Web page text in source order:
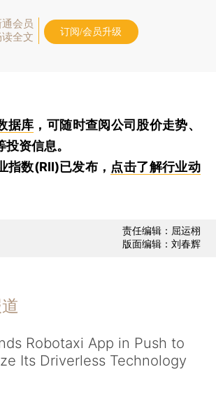
通会员
全文
订阅/会员升级
据库 ，可随时查阅公司股价走势、
资信息。
指数(RII)已发布， 点击了解行业动
责任编辑：屈运栩
版面编辑：刘春辉
Robotaxi App in Push to
Its Driverless Technology